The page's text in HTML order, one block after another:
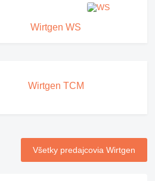
Wirtgen WS
Wirtgen TCM
Všetky predajcovia Wirtgen